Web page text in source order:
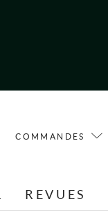
COMMANDES
REVUES